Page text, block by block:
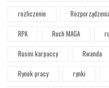
rozliczenie
RPA
Ruch MAGA
Rusini karpaccy
Rwanda
Rynek pracy
rynki